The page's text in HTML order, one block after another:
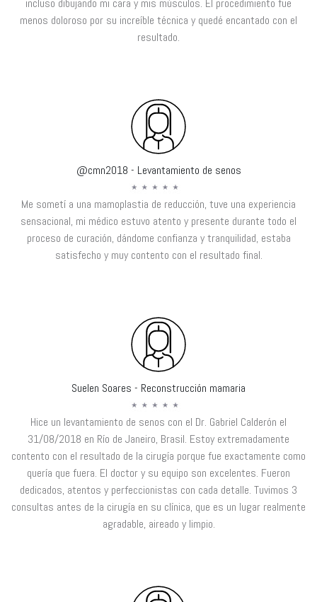
incluso dibujando mi cara y mis músculos. El procedimiento fue
menos doloroso por su increíble técnica y quedé encantado con el
resultado.
@cmn2018 - Levantamiento de senos
Me sometí a una mamoplastia de reducción, tuve una experiencia
sensacional, mi médico estuvo atento y presente durante todo el
proceso de curación, dándome confianza y tranquilidad, estaba
satisfecho y muy contento con el resultado final.
Suelen Soares - Reconstrucción mamaria
Hice un levantamiento de senos con el Dr. Gabriel Calderón el
31/08/2018 en Río de Janeiro, Brasil. Estoy extremadamente
contento con el resultado de la cirugía porque fue exactamente como
quería que fuera. El doctor y su equipo son excelentes. Fueron
dedicados, atentos y perfeccionistas con cada detalle. Tuvimos 3
consultas antes de la cirugía en su clínica, que es un lugar realmente
agradable, aireado y limpio.